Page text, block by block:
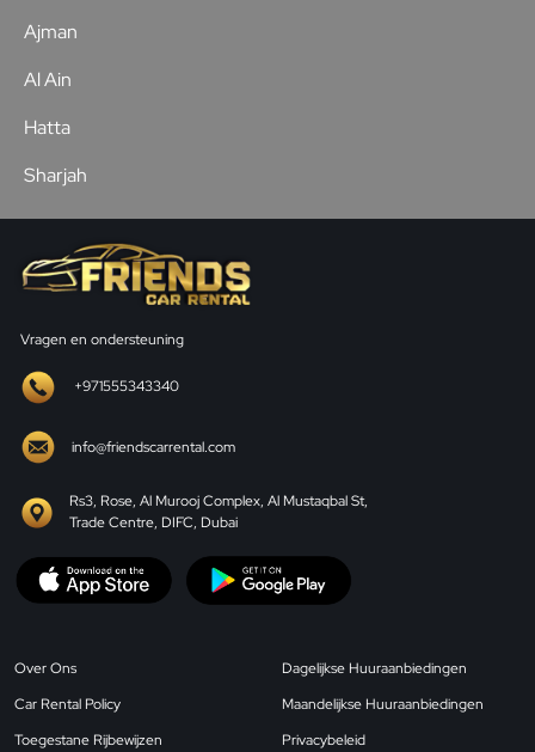
Ajman
Al Ain
Hatta
Sharjah
Vragen en ondersteuning
+971555343340
info@friendscarrental.com
Rs3, Rose, Al Murooj Complex, Al Mustaqbal St,
Trade Centre, DIFC, Dubai
Over Ons
Car Rental Policy
Toegestane Rijbewijzen
Dagelijkse Huuraanbiedingen
Maandelijkse Huuraanbiedingen
Privacybeleid